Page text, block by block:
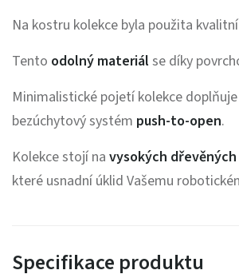
Na kostru kolekce byla použita kvalitní
Tento odolný materiál se díky
Minimalistické pojetí kolekce
bezúchytový systém push-to-open.
Kolekce stojí na vysokých
které usnadní úklid Vašemu
Specifikace produktu